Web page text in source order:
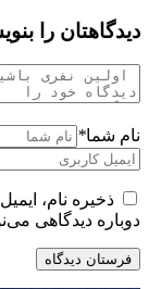
دیدگاهتان را
نام شما*
ذخیره نام،
دوباره دیدگاهی